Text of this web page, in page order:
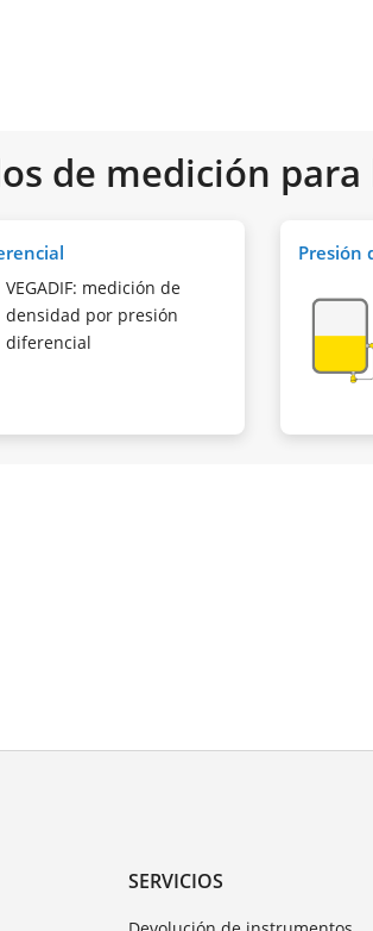
de medición
VEGADIF: medición de
densidad por presión
diferencial
Presión
SERVICIOS